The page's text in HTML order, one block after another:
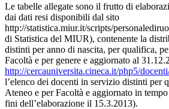
Le tabelle allegate sono il frutto di
dai dati resi disponibili dal sito
http://statistica.miur.it/scripts/
di Statistica del MIUR), contenente la
distinti per anno di nascita, per qualifica,
Facoltà e per genere e aggiornato al
http://cercauniversita.cineca.it/php5/
l’elenco dei docenti in servizio distinti per
Ateneo e per Facoltà e aggiornato in
fini dell’elaborazione il 15.3.2013).